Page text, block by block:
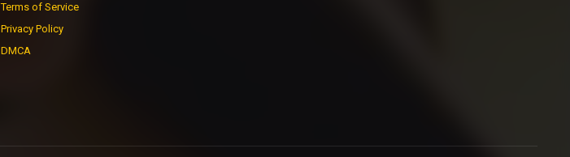
Terms of Service
Privacy Policy
DMCA